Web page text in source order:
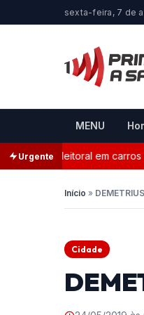
sexta-feira, 7 de
MENU
Urgente
eleitoral em carros de
Início »
Cidade